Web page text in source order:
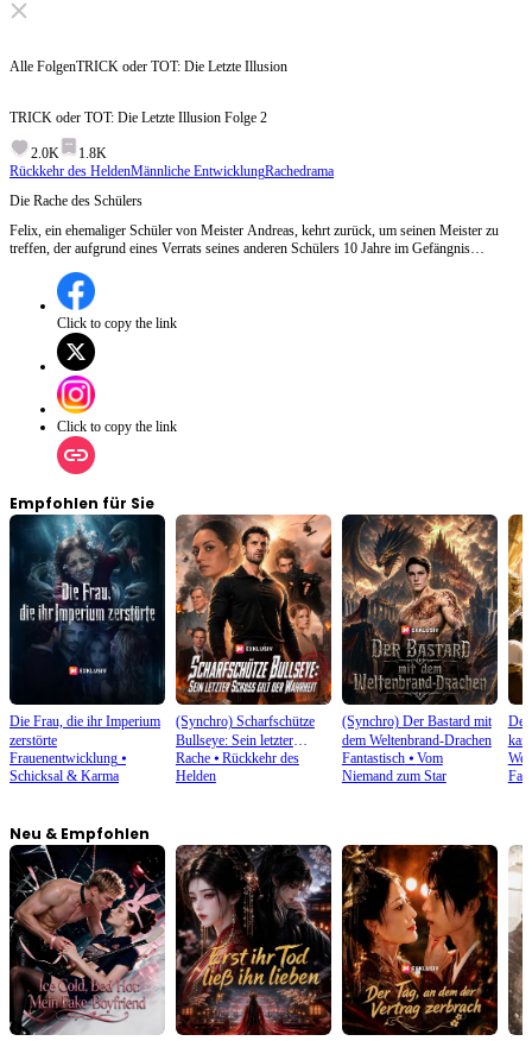
Alle FolgenTRICK oder TOT: Die Letzte Illusion
TRICK oder TOT: Die Letzte Illusion Folge 2
2.0K
1.8K
Rückkehr des HeldenMännliche EntwicklungRachedrama
Die Rache des Schülers
Felix, ein ehemaliger Schüler von Meister Andreas, kehrt zurück, um seinen Meister zu
treffen, der aufgrund eines Verrats seines anderen Schülers 10 Jahre im Gefängnis
Trick 'Sonnenverschlingung' aufzuführen, trotz der Warnungen seines Meisters über die
lebensbedrohlichen Risiken.Wird Felix seinen gefährlichen Trick erfolgreich vollführen
und Rache nehmen können?
Click to copy the link
Click to copy the link
Empfohlen für Sie
Die Frau, die ihr Imperium
zerstörte
Frauenentwicklung ⦁
Schicksal & Karma
(Synchro) Scharfschütze
Bullseye: Sein letzter
Schuss gilt der Wahrheit
Rache⦁ Rückkehr des
Helden
(Synchro) Der Bastard mit
dem Weltenbrand-Drachen
Fantastisch⦁ Vom
Niemand zum Star
Der
Neu & Empfohlen